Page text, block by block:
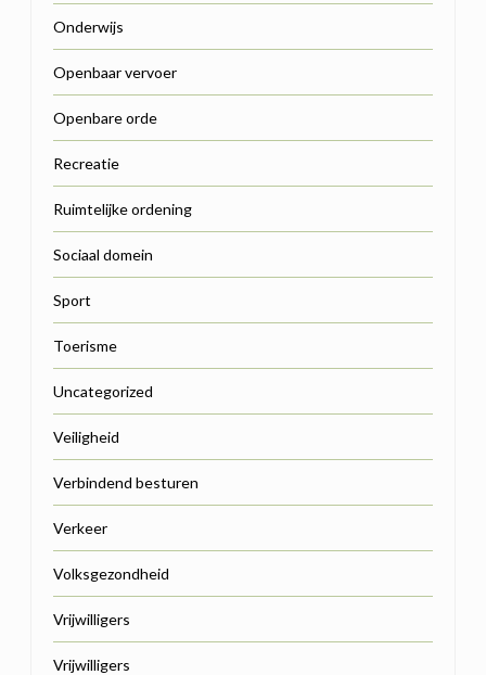
Onderwijs
Openbaar vervoer
Openbare orde
Recreatie
Ruimtelijke ordening
Sociaal domein
Sport
Toerisme
Uncategorized
Veiligheid
Verbindend besturen
Verkeer
Volksgezondheid
Vrijwilligers
Vrijwilligers